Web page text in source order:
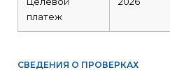
платеж
СВЕДЕНИЯ О ПРОВЕРКАХ